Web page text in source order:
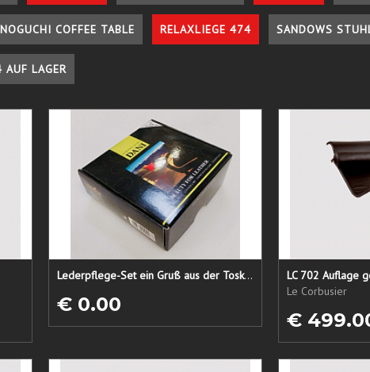
NOGUCHI COFFEE TABLE RELAXLIEGE 474 SANDOWS
AUF LAGER
Lederpflege-Set ein Gruß aus der Toskana...
€ 0.00
LC 702 Auflage
Le Corbusier
€